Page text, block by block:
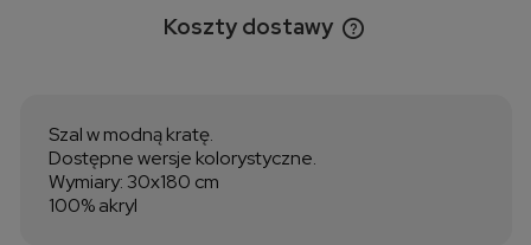
Koszty dostawy
Cena nie zawiera ewentualnych kosztów płatności
Szal w modną kratę.
Dostępne wersje kolorystyczne.
Wymiary: 30x180 cm
100% akryl